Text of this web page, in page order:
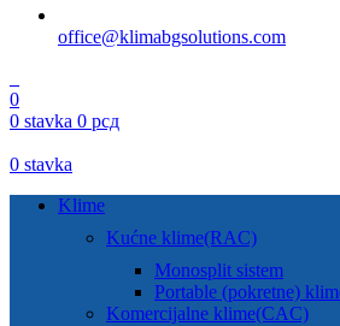
office@klimabgsolutions.com
0
0 stavka 0 рсд
0 stavka
Klime
Kućne klime(RAC)
Monosplit sistem
Portable (pokretne)
Komercijalne klime(CAC)